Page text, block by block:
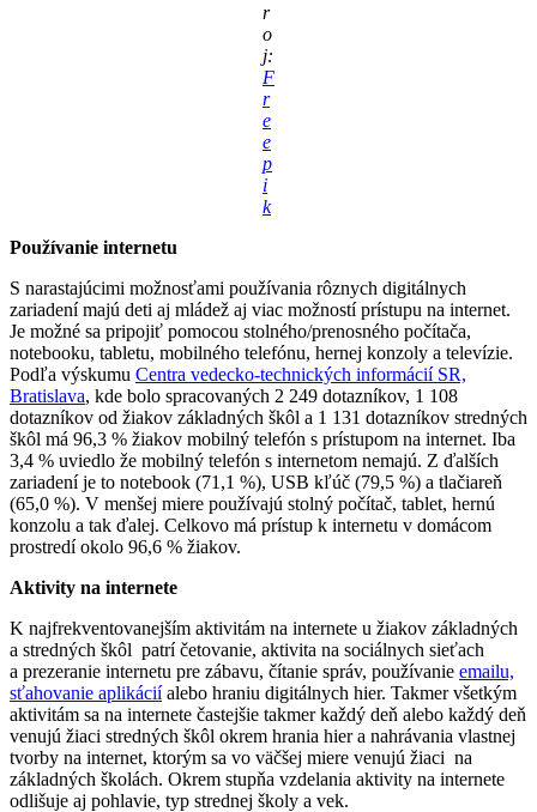
r
o
j:
F
r
e
e
p
i
k
Používanie internetu
S narastajúcimi možnosťami používania rôznych digitálnych
zariadení majú deti aj mládež aj viac možností prístupu na internet.
Je možné sa pripojiť pomocou stolného/prenosného počítača,
notebooku, tabletu, mobilného telefónu, hernej konzoly a televízie.
Podľa výskumu Centra vedecko-technických informácií SR,
Bratislava, kde bolo spracovaných 2 249 dotazníkov, 1 108
dotazníkov od žiakov základných škôl a 1 131 dotazníkov stredných
škôl má 96,3 % žiakov mobilný telefón s prístupom na internet. Iba
3,4 % uviedlo že mobilný telefón s internetom nemajú. Z ďalších
zariadení je to notebook (71,1 %), USB kľúč (79,5 %) a tlačiareň
(65,0 %). V menšej miere používajú stolný počítač, tablet, hernú
konzolu a tak ďalej. Celkovo má prístup k internetu v domácom
prostredí okolo 96,6 % žiakov.
Aktivity na internete
K najfrekventovanejším aktivitám na internete u žiakov základných
a stredných škôl patrí četovanie, aktivita na sociálnych sieťach
a prezeranie internetu pre zábavu, čítanie správ, používanie emailu,
sťahovanie aplikáciíalebo hraniu digitálnych hier. Takmer všetkým
aktivitám sa na internete častejšie takmer každý deň alebo každý deň
venujú žiaci stredných škôl okrem hrania hier a nahrávania vlastnej
tvorby na internet, ktorým sa vo väčšej miere venujú žiaci na
základných školách. Okrem stupňa vzdelania aktivity na internete
odlišuje aj pohlavie, typ strednej školy a vek.